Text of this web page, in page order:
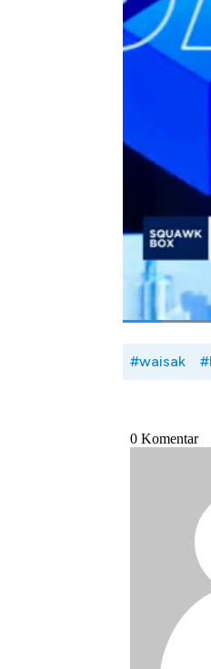
Kilometer
Perjalanan
Mian Fo,
Momen
Island,
doa bersama.
Bagikan:
#waisak